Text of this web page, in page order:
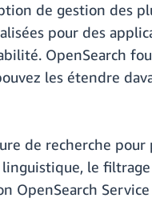
de gestion des
pour des
OpenSearch
les étendre
de recherche
le
OpenSearch